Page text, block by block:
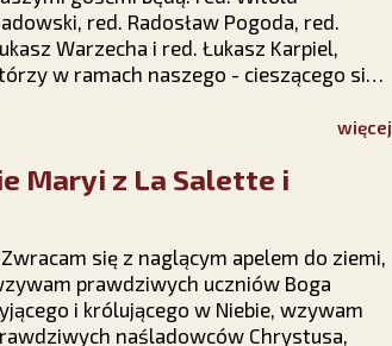
red. Radosław Pogoda, red.
Warzecha i red. Łukasz Karpiel,
w ramach naszego - cieszącego się
zainteresowaniem w całej Polsce - cyklu
dokonają politycznego
więcej
Maryi z La Salette i
się z naglącym apelem do ziemi,
prawdziwych uczniów Boga
i królującego w Niebie, wzywam
naśladowców Chrystusa,